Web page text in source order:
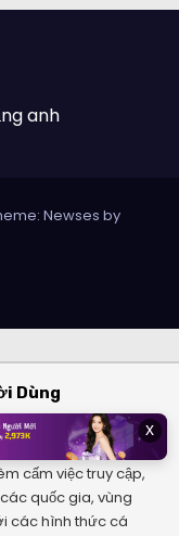
anh
Newses by
Dùng
tôi chỉ cung cấp cho
có đầy đủ năng lực
cấm việc truy cập,
quốc gia, vùng
các hình thức cá
x